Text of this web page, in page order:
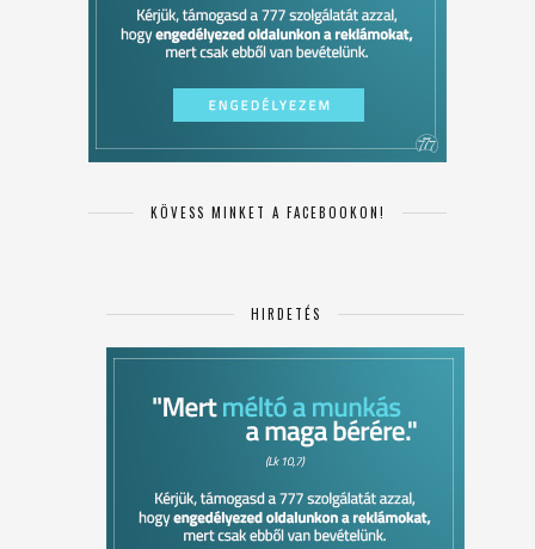
KÖVESS MINKET A FACEBOOKON!
HIRDETÉS